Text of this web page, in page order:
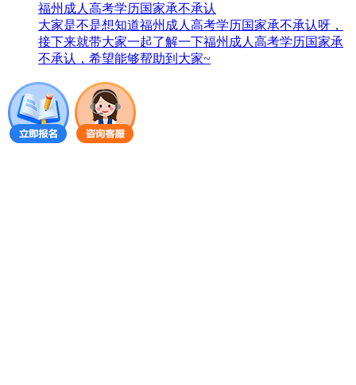
福州成人高考学历国家承不承认
大家是不是想知道福州成人高考学历国家承不承认呀，
接下来就带大家一起了解一下福州成人高考学历国家承
不承认，希望能够帮助到大家~